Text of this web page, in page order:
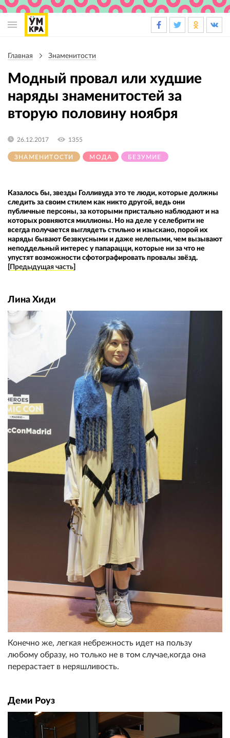
навигация
навигации
Главная Знаменитости
Модный провал или худшие
наряды знаменитостей за
вторую половину ноября
ЗНАМЕНИТОСТИ МОДА БЕЗУМИЕ
26.12.2017 1355
Казалось бы, звезды Голливуда это те люди, которые должны
следить за своим стилем как никто другой, ведь они
публичные персоны, за которыми пристально наблюдают и на
которых ровняются миллионы. Но на деле у селебрити не
всегда получается выглядеть стильно и изыскано, порой их
наряды бывают безвкусными и даже нелепыми, чем вызывают
неподдельный интерес у папарацци, которые ни за что не
упустят возможности сфотографировать провалы звёзд.
[Предыдущая часть]
Лина Хиди
Конечно же, легкая небрежность идет на пользу
любому образу, но только не в том случае,когда она
перерастает в неряшливость.
Деми Роуз